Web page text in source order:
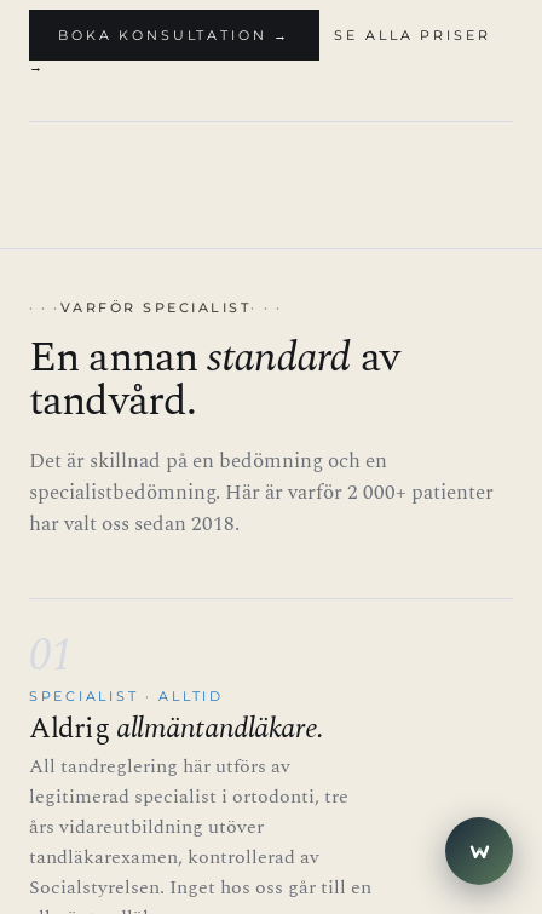
BOKA KONSULTATION →
SE ALLA PRISER
→
VARFÖR SPECIALIST
En annanstandardav
tandvård.
Det är skillnad på en bedömning och en
specialistbedömning. Här är varför 2 000+ patienter
har valt oss sedan 2018.
01
SPECIALIST · ALLTID
Aldrigallmäntandläkare.
All tandreglering här utförs av
legitimerad specialist i ortodonti, tre
års vidareutbildning utöver
tandläkarexamen, kontrollerad av
Socialstyrelsen. Inget hos oss går till en
Hej! Har du frågor? Jag hjälper
gärna.